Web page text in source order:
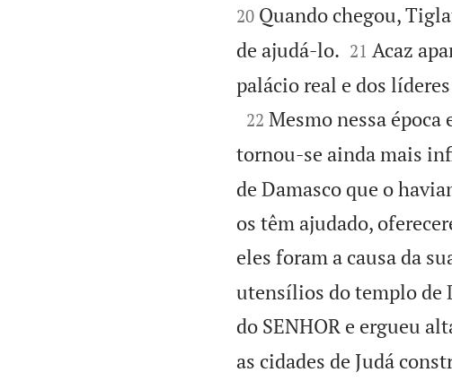
20 Quando chegou,
de ajudá-lo.
21 Acaz
palácio real e dos

22 Mesmo nessa
tornou-se ainda mais
de Damasco que o
os têm ajudado,
eles foram a causa da
utensílios do templo de
do SENHOR e ergueu
as cidades de Judá